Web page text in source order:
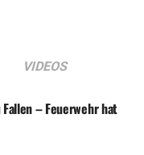
VIDEOS
– Feuerwehr hat